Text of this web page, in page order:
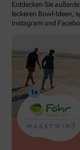
Entdecken Sie
leckeren Bowl-Ideen,
Instagram und